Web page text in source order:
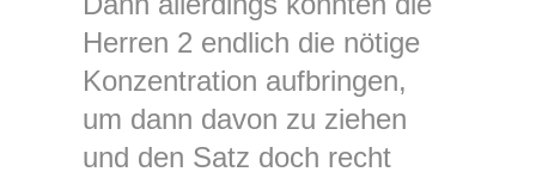
Herren 2 endlich die nötige
Konzentration aufbringen,
um dann davon zu ziehen
und den Satz doch recht